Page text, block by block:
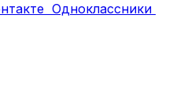
Одноклассники